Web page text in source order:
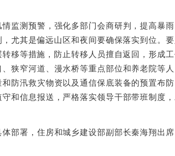
测预警，强化多部门会商研判，提高暴雨
尤其是偏远山区和夜间要确保落实到位。
移等措施，防止转移人员擅自返回，形成
狭窄河道、漫水桥等重点部位和养老院等
防汛救灾物资以及通信保底装备的预置布防
和信息报送，严格落实领导干部带班制度
署，住房和城乡建设部副部长秦海翔出席